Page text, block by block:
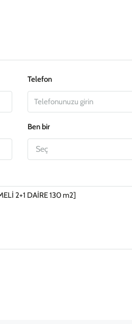
Telefon
Ben bir
Seç